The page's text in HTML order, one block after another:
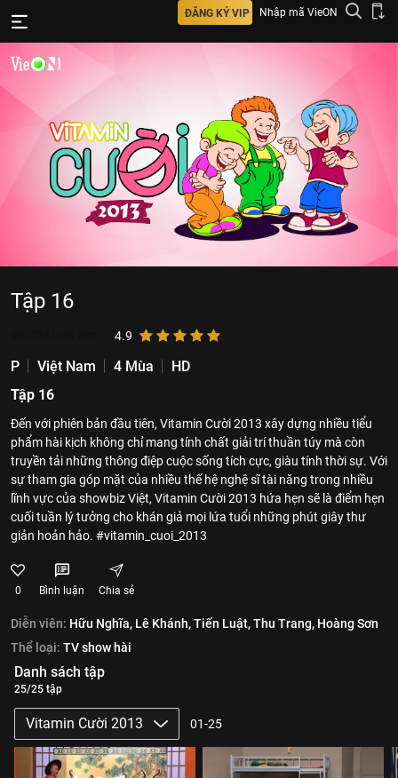
ĐĂNG KÝ VIP Nhập mã VieON
Tập 16
4.9
P Việt Nam 4 Mùa
HD
Tập 16
Đến với phiên bản đầu tiên, Vitamin Cười 2013 xây dựng nhiều tiểu
phẩm hài kịch không chỉ mang tính chất giải trí thuần túy mà còn
truyền tải những thông điệp cuộc sống tích cực, giàu tính thời sự. Với
sự tham gia góp mặt của nhiều thế hệ nghệ sĩ tài năng trong nhiều
lĩnh vực của showbiz Việt, Vitamin Cười 2013 hứa hẹn sẽ là điểm hẹn
cuối tuần lý tưởng cho khán giả mọi lứa tuổi những phút giây thư
giản hoản hảo. #vitamin_cuoi_2013
0 Bình luận Chia sẻ
Diễn viên: Hữu Nghĩa, Lê Khánh,Tiến Luật,Thu Trang, Hoàng Sơn
Thể loại: TV show hài
Danh sách tập
25/25 tập
Vitamin Cười 2013 01-25